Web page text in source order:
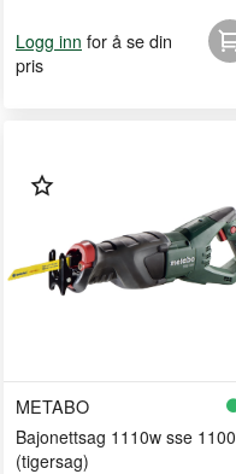
Logg inn for å se din
pris
METABO
Bajonettsag 1110w sse 1100
(tigersag)